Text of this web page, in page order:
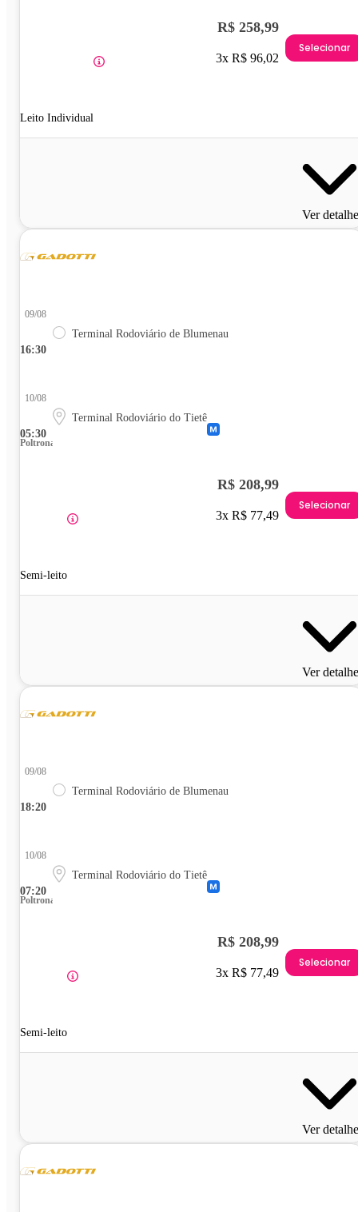
Leito Individual
R$ 258,99
3x R$ 96,02
Selecionar
Ver
16:30
09/08
Terminal Rodoviário de Blumenau
05:30
10/08
Terminal Rodoviário do Tietê
Poltrona
Semi-leito
R$ 208,99
3x R$ 77,49
Selecionar
Ver
18:20
09/08
Terminal Rodoviário de Blumenau
07:20
10/08
Terminal Rodoviário do Tietê
Poltrona
Semi-leito
R$ 208,99
3x R$ 77,49
Selecionar
Ver